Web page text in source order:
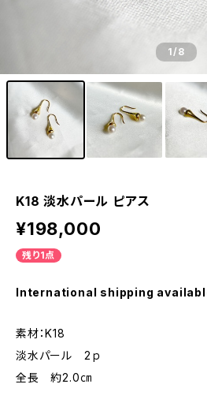
1/8
K18 淡水パール ピアス
¥198,000
残り1点
International shipping
素材：K18
淡水パール 2ｐ
全長 約2.0㎝